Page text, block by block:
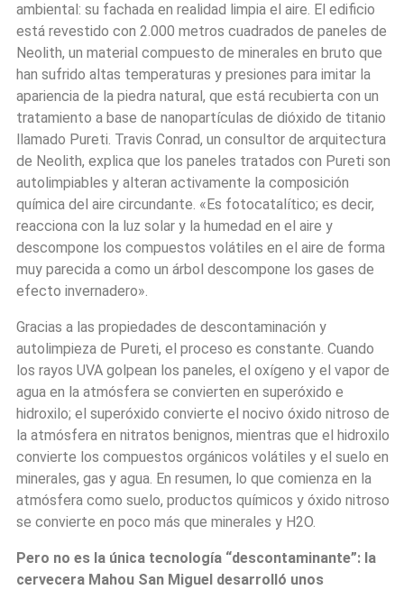
ambiental: su fachada en realidad limpia el aire. El edificio
está revestido con 2.000 metros cuadrados de paneles de
Neolith, un material compuesto de minerales en bruto que
han sufrido altas temperaturas y presiones para imitar la
apariencia de la piedra natural, que está recubierta con un
tratamiento a base de nanopartículas de dióxido de titanio
llamado Pureti. Travis Conrad, un consultor de arquitectura
de Neolith, explica que los paneles tratados con Pureti son
autolimpiables y alteran activamente la composición
química del aire circundante. «Es fotocatalítico; es decir,
reacciona con la luz solar y la humedad en el aire y
descompone los compuestos volátiles en el aire de forma
muy parecida a como un árbol descompone los gases de
efecto invernadero».
Gracias a las propiedades de descontaminación y
autolimpieza de Pureti, el proceso es constante. Cuando
los rayos UVA golpean los paneles, el oxígeno y el vapor de
agua en la atmósfera se convierten en superóxido e
hidroxilo; el superóxido convierte el nocivo óxido nitroso de
la atmósfera en nitratos benignos, mientras que el hidroxilo
convierte los compuestos orgánicos volátiles y el suelo en
minerales, gas y agua. En resumen, lo que comienza en la
atmósfera como suelo, productos químicos y óxido nitroso
se convierte en poco más que minerales y H2O.
Pero no es la única tecnología “descontaminante”: la
cervecera Mahou San Miguel desarrolló unos